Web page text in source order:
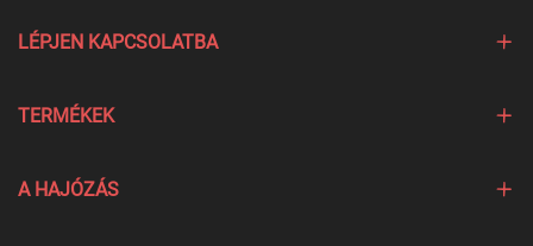
LÉPJEN KAPCSOLATBA
TERMÉKEK
A HAJÓZÁS